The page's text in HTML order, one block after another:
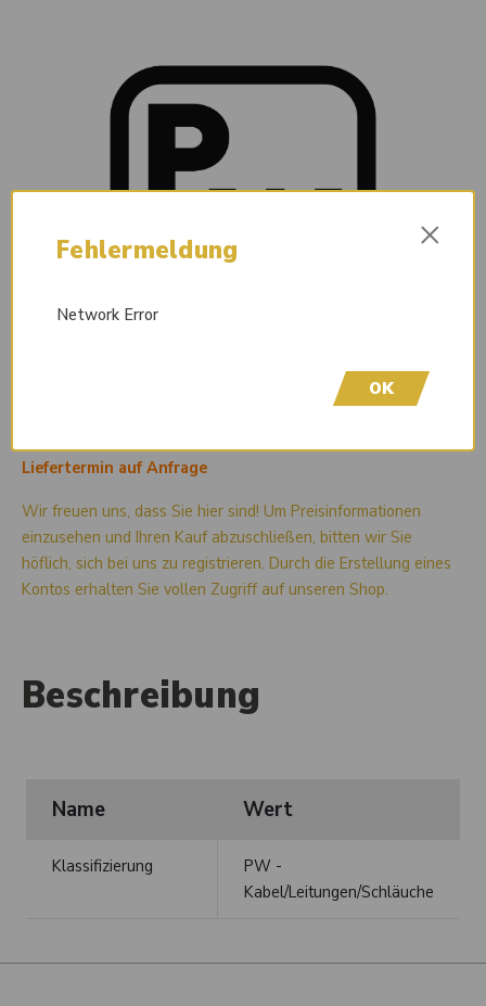
Liefertermin auf Anfrage
Wir freuen uns, dass Sie hier sind! Um Preisinformationen
einzusehen und Ihren Kauf abzuschließen, bitten wir Sie
höflich, sich bei uns zu registrieren. Durch die Erstellung eines
Kontos erhalten Sie vollen Zugriff auf unseren Shop.
Beschreibung
Name Wert
Klassifizierung
PW -
Kabel/Leitungen/Schläuche
Fehlermeldung ×
Network Error
OK